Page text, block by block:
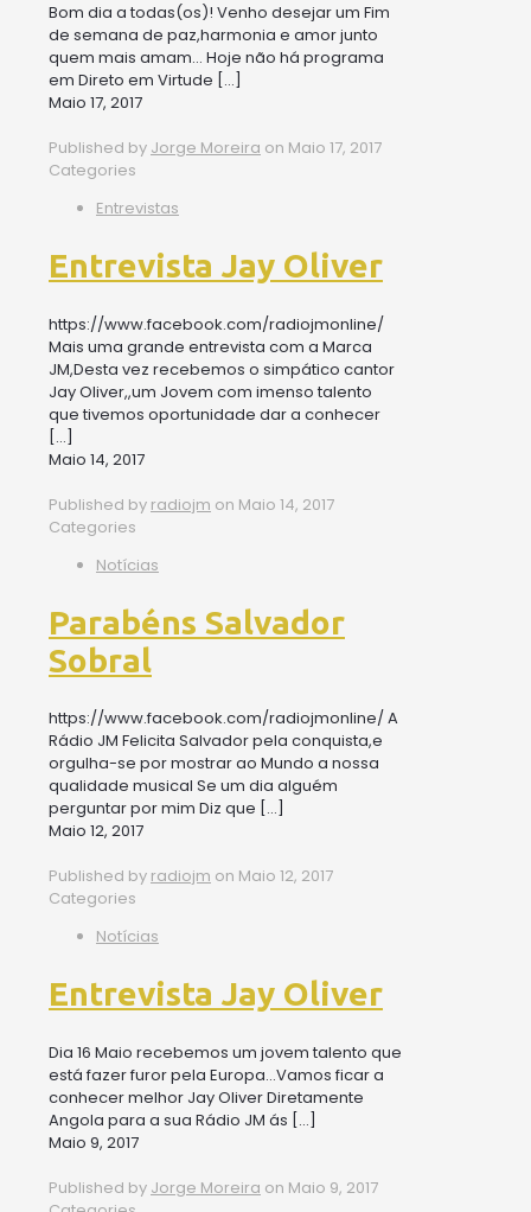
Bom dia a todas(os)! Venho desejar um Fim
de semana de paz,harmonia e amor junto
quem mais amam… Hoje não há programa
em Direto em Virtude […]
Maio 17, 2017
Published by Jorge Moreira on Maio 17, 2017
Categories
Entrevistas
Entrevista Jay Oliver
https://www.facebook.com/radiojmonline/
Mais uma grande entrevista com a Marca
JM,Desta vez recebemos o simpático cantor
Jay Oliver,,um Jovem com imenso talento
que tivemos oportunidade dar a conhecer
[…]
Maio 14, 2017
Published by radiojm on Maio 14, 2017
Categories
Notícias
Parabéns Salvador
Sobral
https://www.facebook.com/radiojmonline/ A
Rádio JM Felicita Salvador pela conquista,e
orgulha-se por mostrar ao Mundo a nossa
qualidade musical Se um dia alguém
perguntar por mim Diz que […]
Maio 12, 2017
Published by radiojm on Maio 12, 2017
Categories
Notícias
Entrevista Jay Oliver
Dia 16 Maio recebemos um jovem talento que
está fazer furor pela Europa…Vamos ficar a
conhecer melhor Jay Oliver Diretamente
Angola para a sua Rádio JM ás […]
Maio 9, 2017
Published by Jorge Moreira on Maio 9, 2017